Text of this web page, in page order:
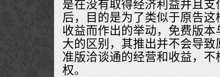
是在没有取得经济利益并且
后，目的是为了类似于原告
收益而作出的举动，免费版
大的区别，其推出并不会导
准版洽谈通的经营和收益，
权。